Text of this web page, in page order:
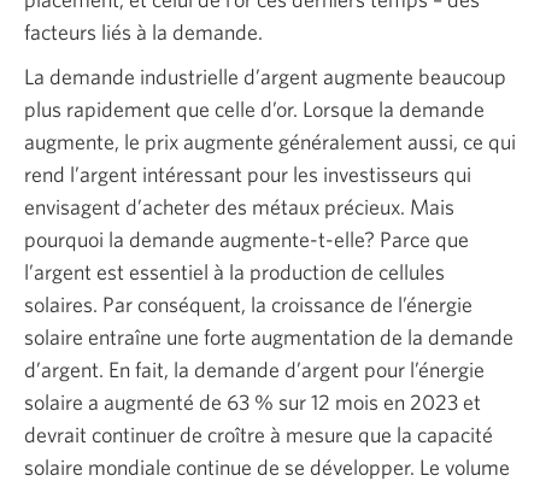
facteurs liés à la demande.
La demande industrielle d’argent augmente beaucoup
plus rapidement que celle d’or. Lorsque la demande
augmente, le prix augmente généralement aussi, ce qui
rend l’argent intéressant pour les investisseurs qui
envisagent d’acheter des métaux précieux. Mais
pourquoi la demande augmente-t-elle? Parce que
l’argent est essentiel à la production de cellules
solaires. Par conséquent, la croissance de l’énergie
solaire entraîne une forte augmentation de la demande
d’argent. En fait, la demande d’argent pour l’énergie
solaire a augmenté de 63 % sur 12 mois en 2023 et
devrait continuer de croître à mesure que la capacité
solaire mondiale continue de se développer. Le volume